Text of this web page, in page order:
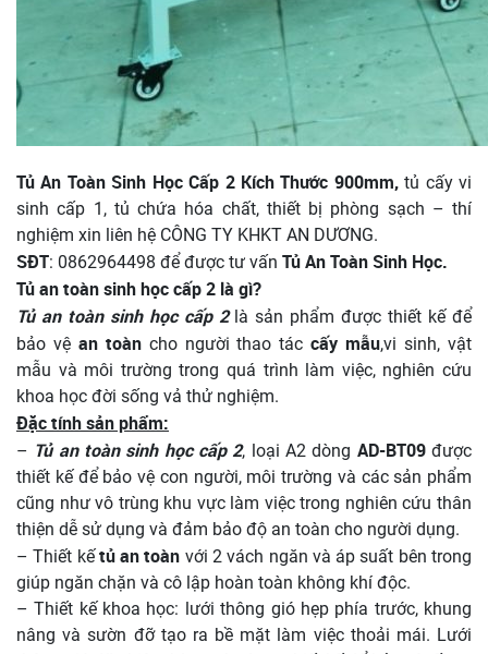
Tủ An Toàn Sinh Học Cấp 2 Kích Thước 900mm,tủ cấy vi
sinh cấp 1, tủ chứa hóa chất, thiết bị phòng sạch – thí
nghiệm xin liên hệ CÔNG TY KHKT AN DƯƠNG.
SĐT: 0862964498 để được tư vấn Tủ An Toàn Sinh Học.
Tủ an toàn sinh học cấp 2 là gì?
Tủ an toàn sinh học cấp 2là sản phẩm được thiết kế để
bảo vệ an toàn cho người thao táccấy mẫu,vi sinh, vật
mẫu và môi trường trong quá trình làm việc, nghiên cứu
khoa học đời sống vả thử nghiệm.
Đặc tính sản phẩm:
– Tủ an toàn sinh học cấp 2, loại A2 dòng AD-BT09được
thiết kế để bảo vệ con người, môi trường và các sản phẩm
cũng như vô trùng khu vực làm việc trong nghiên cứu thân
thiện dễ sử dụng và đảm bảo độ an toàn cho người dụng.
– Thiết kếtủ an toàn với 2 vách ngăn và áp suất bên trong
giúp ngăn chặn và cô lập hoàn toàn không khí độc.
– Thiết kế khoa học: lưới thông gió hẹp phía trước, khung
nâng và sườn đỡ tạo ra bề mặt làm việc thoải mái. Lưới